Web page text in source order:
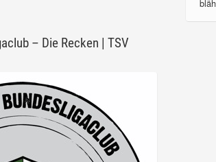
– Die Recken | TSV